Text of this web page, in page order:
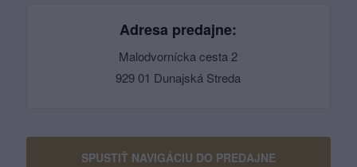
Adresa predajne:
Malodvornícka cesta 2
929 01 Dunajská Streda
SPUSTIŤ NAVIGÁCIU DO PREDAJNE